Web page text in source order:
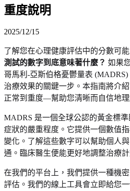
重度說明
2025/12/15
了解您在心理健康評估中的分數可
測試的數字到底意味著什麼？ 如果
哥馬利-亞斯伯格憂鬱量表
治療效果的關鍵一步。本指南將介
正常到重度—幫助您清晰而自信地理
MADRS 是一個全球公認的黃金標
症狀的嚴重程度。它提供一個數值
變化。了解這些數字可以幫助個人
通。臨床醫生便能更好地調整治療計
在我們的平台上，我們提供一種機
評估。我們的線上工具會立即給您